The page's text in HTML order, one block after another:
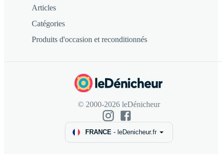
Articles
Catégories
Produits d'occasion et reconditionnés
© 2000-2026 leDénicheur
FRANCE - leDenicheur.fr